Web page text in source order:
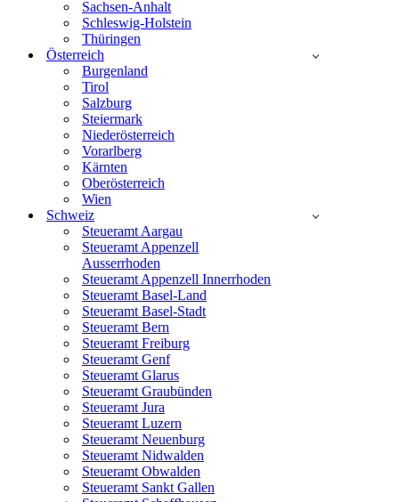
Sachsen-Anhalt
Schleswig-Holstein
Thüringen
Österreich
Burgenland
Tirol
Salzburg
Steiermark
Niederösterreich
Vorarlberg
Kärnten
Oberösterreich
Wien
Schweiz
Steueramt Aargau
Steueramt Appenzell
Ausserrhoden
Steueramt Appenzell Innerrhoden
Steueramt Basel-Land
Steueramt Basel-Stadt
Steueramt Bern
Steueramt Freiburg
Steueramt Genf
Steueramt Glarus
Steueramt Graubünden
Steueramt Jura
Steueramt Luzern
Steueramt Neuenburg
Steueramt Nidwalden
Steueramt Obwalden
Steueramt Sankt Gallen